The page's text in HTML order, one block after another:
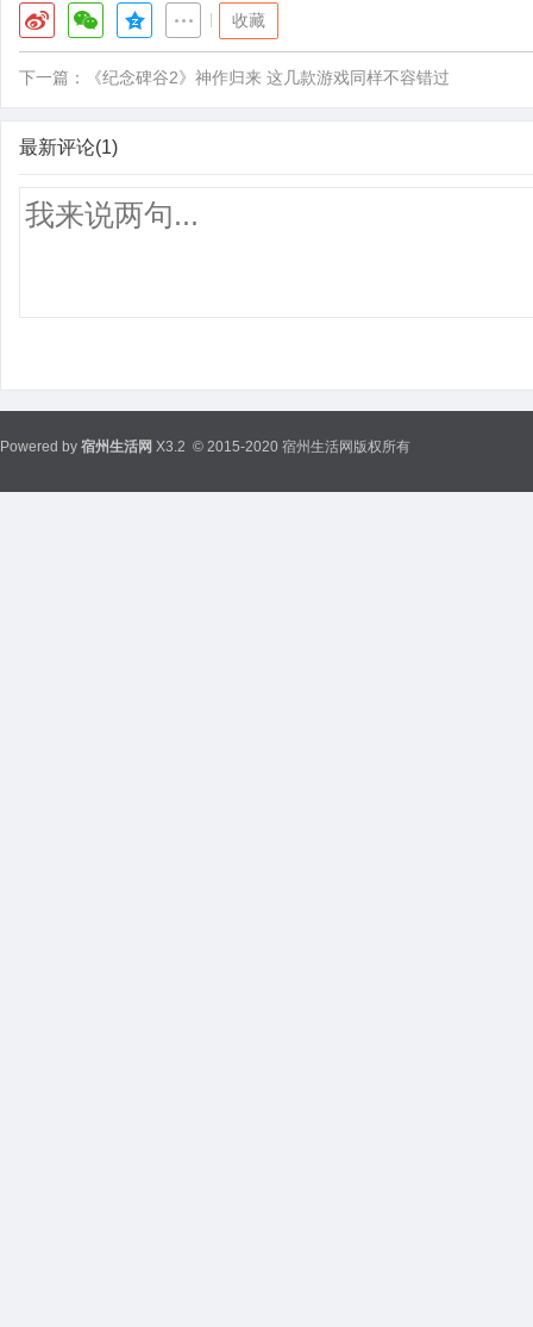
收藏
下一篇： 《纪念碑谷2》神作归来 这几款游戏同样不容错过
最新评论(1)
Powered by 宿州生活网 X3.2 © 2015-2020 宿州生活网版权所有